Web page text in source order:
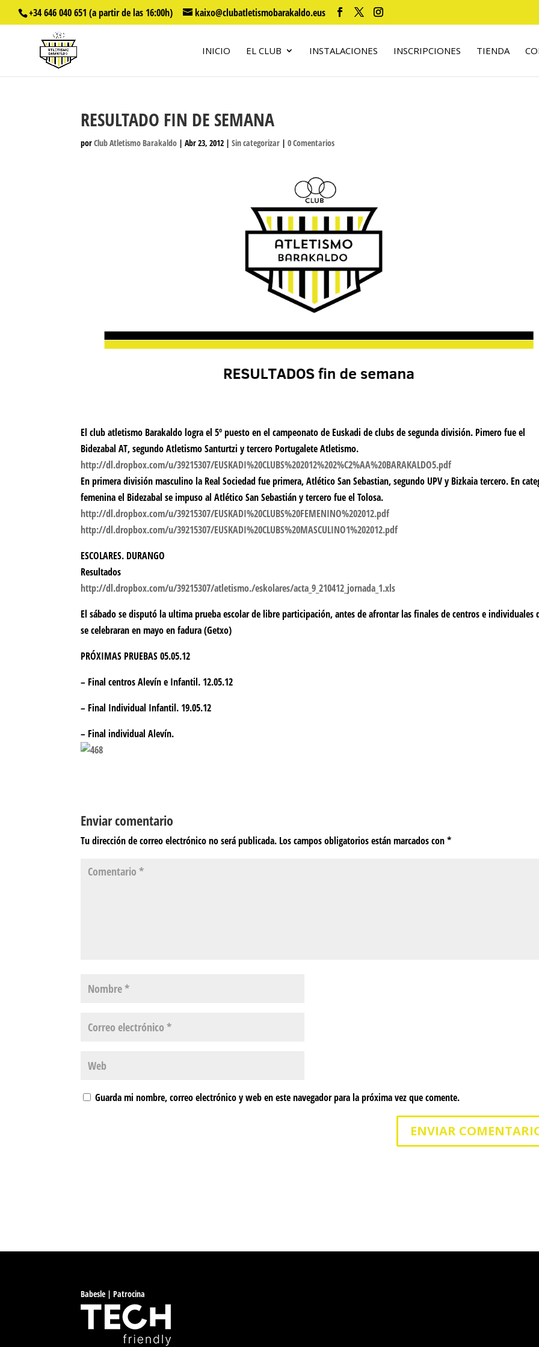
+34 646 040 651 (a partir de las 16:00h) kaixo@clubatletismobarakaldo.eus
INICIO EL CLUB INSTALACIONES INSCRIPCIONES TIENDA
RESULTADO FIN DE SEMANA
porClub Atletismo Barakaldo |Abr 23, 2012 |Sin categorizar |0 Comentarios
El club atletismo Barakaldo logra el 5º puesto en el campeonato de Euskadi de clubs de segunda división. Pimero fue el
Bidezabal AT, segundo Atletismo Santurtzi y tercero Portugalete Atletismo.
http://dl.dropbox.com/u/39215307/EUSKADI%20CLUBS%202012%202%C2%AA%20BARAKALDO5.pdf
En primera división masculino la Real Sociedad fue primera, Atlético San Sebastian, segundo UPV y Bizkaia tercero. En
femenina el Bidezabal se impuso al Atlético San Sebastián y tercero fue el Tolosa.
http://dl.dropbox.com/u/39215307/EUSKADI%20CLUBS%20FEMENINO%202012.pdf
http://dl.dropbox.com/u/39215307/EUSKADI%20CLUBS%20MASCULINO1%202012.pdf
ESCOLARES. DURANGO
Resultados
http://dl.dropbox.com/u/39215307/atletismo./eskolares/acta_9_210412_jornada_1.xls
El sábado se disputó la ultima prueba escolar de libre participación, antes de afrontar las finales de centros e individuales
se celebraran en mayo en fadura (Getxo)
PRÓXIMAS PRUEBAS 05.05.12
– Final centros Alevín e Infantil. 12.05.12
– Final Individual Infantil. 19.05.12
– Final individual Alevín.
Enviar comentario
Tu dirección de correo electrónico no será publicada. Los campos obligatorios están marcados con*
Guarda mi nombre, correo electrónico y web en este navegador para la próxima vez que comente.
Babesle | Patrocina